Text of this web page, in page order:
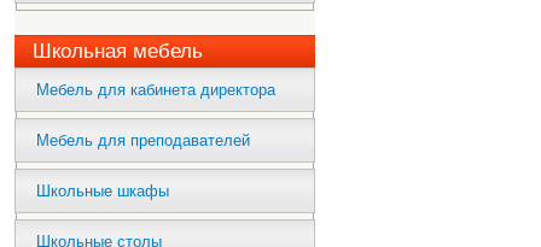
Школьная мебель
Мебель для кабинета директора
Мебель для преподавателей
Школьные шкафы
Школьные столы